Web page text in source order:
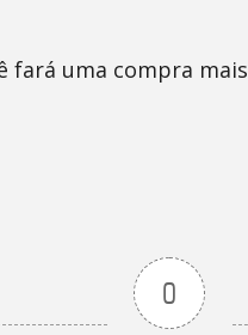
fará uma compra mais
0